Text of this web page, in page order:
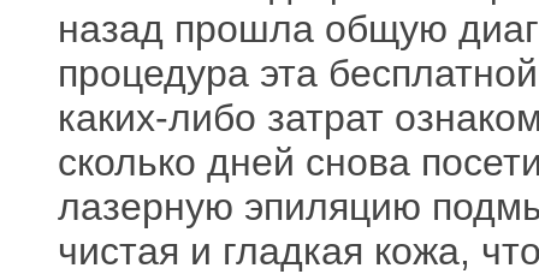
назад прошла общую
процедура эта
каких-либо затрат
сколько дней снова
лазерную эпиляцию
чистая и гладкая кожа,